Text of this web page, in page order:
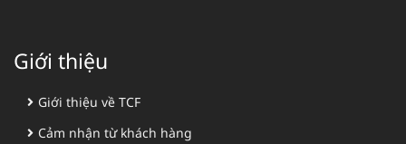
Giới thiệu
Giới thiệu về TCF
Cảm nhận từ khách hàng